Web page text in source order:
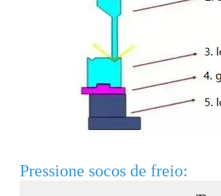
Pressione socos de freio: